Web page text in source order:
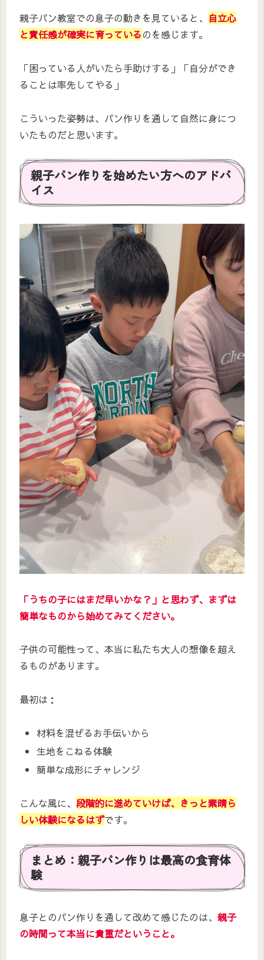
親子パン教室での息子の動きを見ていると、 自立心
と責任感が確実に育っているのを感じます。
「困っている人がいたら手助けする」「自分ができ
ることは率先してやる」
こういった姿勢は、パン作りを通して自然に身につ
いたものだと思います。
親子パン作りを始めたい方へのアドバ
イス
「うちの子にはまだ早いかな？」と思わず、まずは
簡単なものから始めてみてください。
子供の可能性って、本当に私たち大人の想像を超え
るものがあります。
最初は：
材料を混ぜるお手伝いから
生地をこねる体験
簡単な成形にチャレンジ
こんな風に、 段階的に進めていけば、きっと素晴ら
しい体験になるはずです。
まとめ：親子パン作りは最高の食育体
験
息子とのパン作りを通して改めて感じたのは、 親子
の時間って本当に貴重だということ。